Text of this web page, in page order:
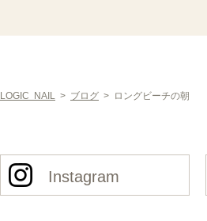
LOGIC NAIL > ブログ > ロングビーチの朝
Instagram